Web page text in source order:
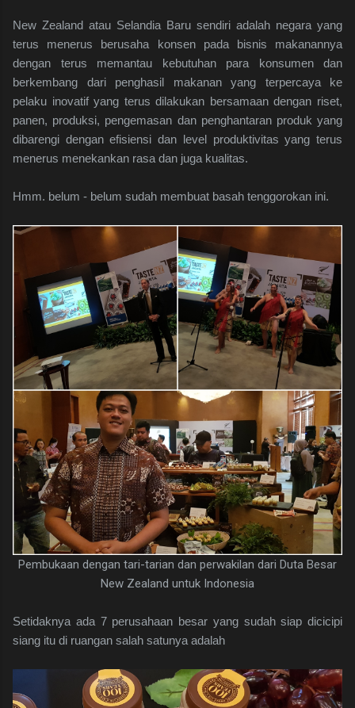
New Zealand atau Selandia Baru sendiri adalah negara yang
terus menerus berusaha konsen pada bisnis makanannya
dengan terus memantau kebutuhan para konsumen dan
berkembang dari penghasil makanan yang terpercaya ke
pelaku inovatif yang terus dilakukan bersamaan dengan riset,
panen, produksi, pengemasan dan penghantaran produk yang
dibarengi dengan efisiensi dan level produktivitas yang terus
menerus menekankan rasa dan juga kualitas.
Hmm. belum - belum sudah membuat basah tenggorokan ini.
Pembukaan dengan tari-tarian dan perwakilan dari Duta Besar
New Zealand untuk Indonesia
Setidaknya ada 7 perusahaan besar yang sudah siap dicicipi
siang itu di ruangan salah satunya adalah